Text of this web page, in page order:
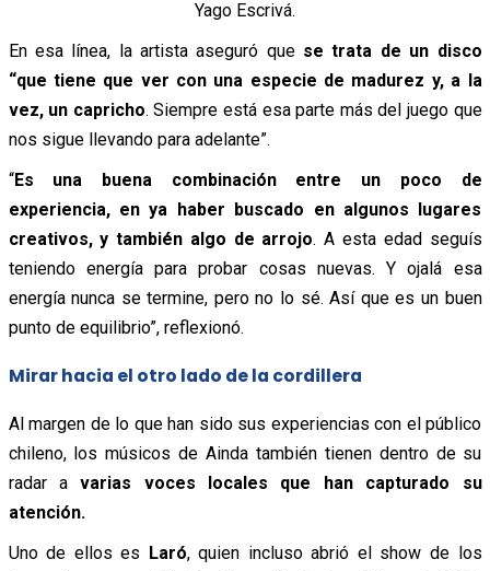
Yago Escrivá.
En esa línea, la artista aseguró que se trata de un disco
“que tiene que ver con una especie de madurez y, a la
vez, un capricho. Siempre está esa parte más del juego que
nos sigue llevando para adelante”.
“Es una buena combinación entre un poco de
experiencia, en ya haber buscado en algunos lugares
creativos, y también algo de arrojo. A esta edad seguís
teniendo energía para probar cosas nuevas. Y ojalá esa
energía nunca se termine, pero no lo sé. Así que es un buen
punto de equilibrio”, reflexionó.
Mirar hacia el otro lado de la cordillera
Al margen de lo que han sido sus experiencias con el público
chileno, los músicos de Ainda también tienen dentro de su
radar avarias voces locales que han capturado su
atención.
Uno de ellos es Laró, quien incluso abrió el show de los